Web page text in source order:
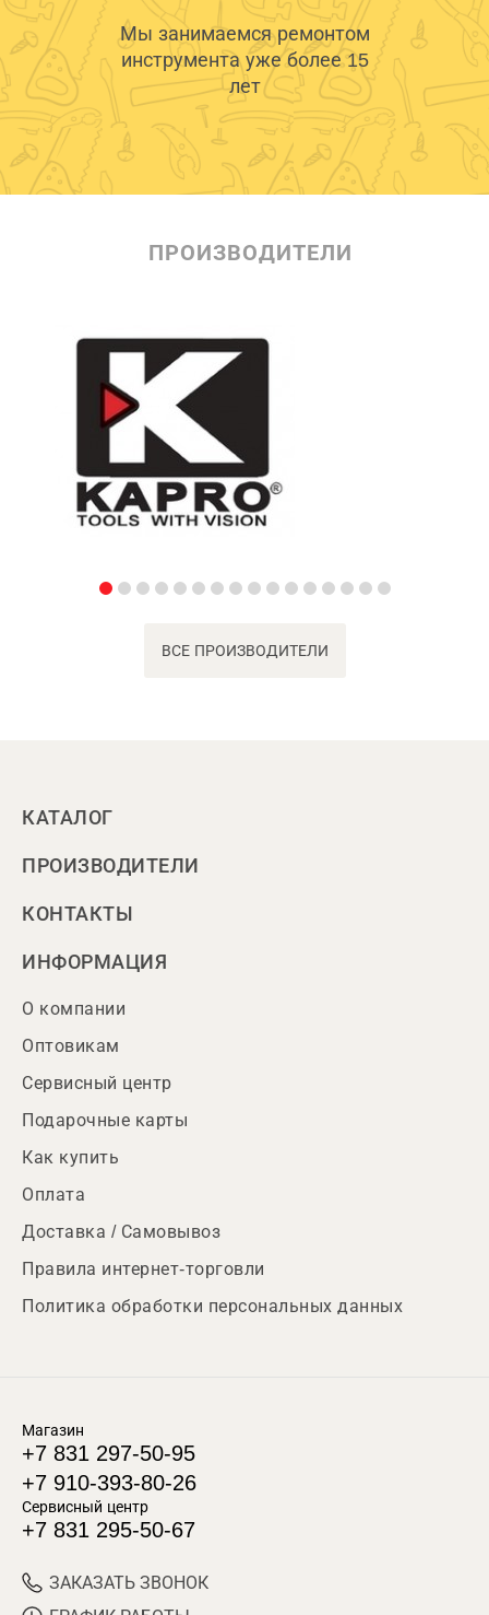
Мы занимаемся ремонтом
инструмента уже более 15
лет
ПРОИЗВОДИТЕЛИ
ВСЕ ПРОИЗВОДИТЕЛИ
КАТАЛОГ
ПРОИЗВОДИТЕЛИ
КОНТАКТЫ
ИНФОРМАЦИЯ
О компании
Оптовикам
Сервисный центр
Подарочные карты
Как купить
Оплата
Доставка / Самовывоз
Правила интернет-торговли
Политика обработки персональных данных
Магазин
+7 831 297-50-95
+7 910-393-80-26
Сервисный центр
+7 831 295-50-67
ЗАКАЗАТЬ ЗВОНОК